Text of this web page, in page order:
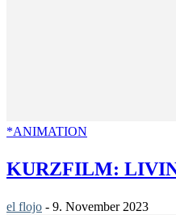
*ANIMATION
KURZFILM:
el flojo - 9. November 2023